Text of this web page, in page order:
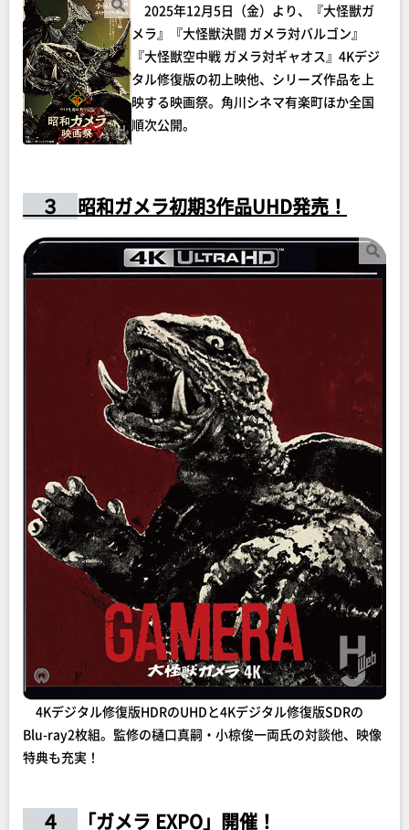
2025年12月5日（金）より、『大怪獣ガ
メラ』『大怪獣決闘 ガメラ対バルゴン』
『大怪獣空中戦 ガメラ対ギャオス』4Kデジ
タル修復版の初上映他、シリーズ作品を上
映する映画祭。角川シネマ有楽町ほか全国
順次公開。
３ 昭和ガメラ初期3作品UHD発売！
4Kデジタル修復版HDRのUHDと4Kデジタル修復版SDRの
Blu-ray2枚組。監修の樋口真嗣・小椋俊一両氏の対談他、映像
特典も充実！
４ 「ガメラ EXPO」開催！